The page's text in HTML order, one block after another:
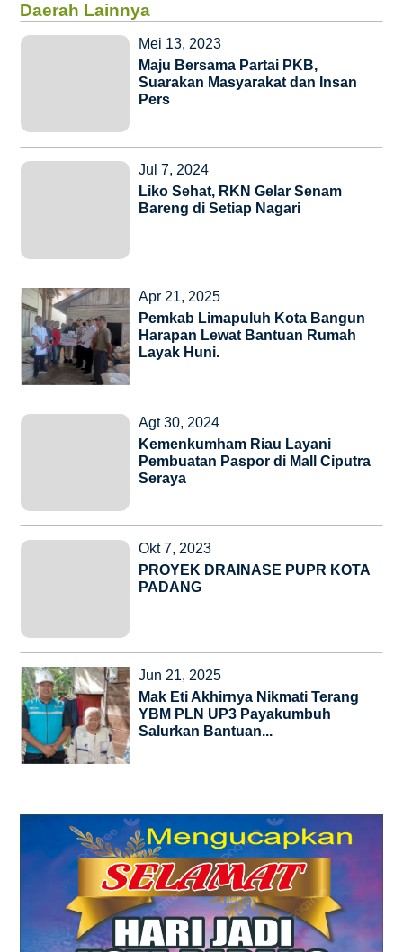
Daerah Lainnya
Mei 13, 2023
Maju Bersama Partai PKB,
Suarakan Masyarakat dan Insan
Pers
Jul 7, 2024
Liko Sehat, RKN Gelar Senam
Bareng di Setiap Nagari
Apr 21, 2025
Pemkab Limapuluh Kota Bangun
Harapan Lewat Bantuan Rumah
Layak Huni.
Agt 30, 2024
Kemenkumham Riau Layani
Pembuatan Paspor di Mall Ciputra
Seraya
Okt 7, 2023
PROYEK DRAINASE PUPR KOTA
PADANG
Jun 21, 2025
Mak Eti Akhirnya Nikmati Terang
YBM PLN UP3 Payakumbuh
Salurkan Bantuan...